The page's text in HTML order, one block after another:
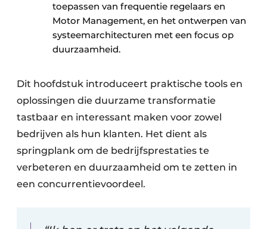
toepassen van frequentie regelaars en
Motor Management, en het ontwerpen van
systeemarchitecturen met een focus op
duurzaamheid.
Dit hoofdstuk introduceert praktische tools en
oplossingen die duurzame transformatie
tastbaar en interessant maken voor zowel
bedrijven als hun klanten. Het dient als
springplank om de bedrijfsprestaties te
verbeteren en duurzaamheid om te zetten in
een concurrentievoordeel.